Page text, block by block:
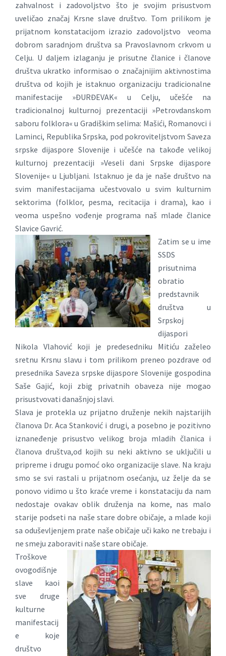
zahvalnost i zadovoljstvo što je svojim prisustvom
uveličao značaj Krsne slave društvo. Tom prilikom je
prijatnom konstatacijom izrazio zadovoljstvo veoma
dobrom saradnjom društva sa Pravoslavnom crkvom u
Celju. U daljem izlaganju je prisutne članice i članove
društva ukratko informisao o značajnijim aktivnostima
društva od kojih je istaknuo organizaciju tradicionalne
manifestacije »ĐURĐEVAK« u Celju, učešće na
tradicionalnoj kulturnoj prezentaciji »Petrovdanskom
saboru folklora« u Gradiškim selima: Mašići, Romanovci i
Laminci, Republika Srpska, pod pokroviteljstvom Saveza
srpske dijaspore Slovenije i učešće na takođe velikoj
kulturnoj prezentaciji »Veseli dani Srpske dijaspore
Slovenije« u Ljubljani. Istaknuo je da je naše društvo na
svim manifestacijama učestvovalo u svim kulturnim
sektorima (folklor, pesma, recitacija i drama), kao i
veoma uspešno vođenje programa naš mlade članice
Slavice Gavrić.
Zatim se u ime
SSDS
prisutnima
obratio
predstavnik
društva u
Srpskoj
dijaspori
Nikola Vlahović koji je predesedniku Mitiću zaželeo
sretnu Krsnu slavu i tom prilikom preneo pozdrave od
presednika Saveza srpske dijaspore Slovenije gospodina
Saše Gajić, koji zbig privatnih obaveza nije mogao
prisustvovati današnjoj slavi.
Slava je protekla uz prijatno druženje nekih najstarijih
članova Dr. Aca Stanković i drugi, a posebno je pozitivno
iznaneđenje prisustvo velikog broja mladih članica i
članova društva,od kojih su neki aktivno se uključili u
pripreme i drugu pomoć oko organizacije slave. Na kraju
smo se svi rastali u prijatnom osećanju, uz želje da se
ponovo vidimo u što kraće vreme i konstataciju da nam
nedostaje ovakav oblik druženja na kome, nas malo
starije podseti na naše stare dobre običaje, a mlade koji
sa oduševljenjem prate naše običaje uči kako ne trebaju i
ne smeju zaboraviti naše stare običaje.
Troškove
ovogodišnje
slave kaoi
sve druge
kulturne
manifestacij
e koje
društvo